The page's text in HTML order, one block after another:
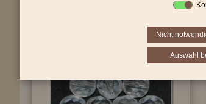
Nicht
Auswahl